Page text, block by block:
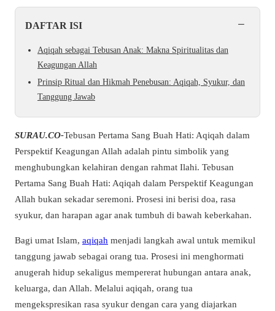
DAFTAR ISI −
Aqiqah sebagai Tebusan Anak: Makna Spiritualitas dan
Keagungan Allah
Prinsip Ritual dan Hikmah Penebusan: Aqiqah, Syukur, dan
Tanggung Jawab
SURAU.CO-Tebusan Pertama Sang Buah Hati: Aqiqah dalam
Perspektif Keagungan Allah adalah pintu simbolik yang
menghubungkan kelahiran dengan rahmat Ilahi. Tebusan
Pertama Sang Buah Hati: Aqiqah dalam Perspektif Keagungan
Allah bukan sekadar seremoni. Prosesi ini berisi doa, rasa
syukur, dan harapan agar anak tumbuh di bawah keberkahan.
Bagi umat Islam, aqiqah menjadi langkah awal untuk memikul
tanggung jawab sebagai orang tua. Prosesi ini menghormati
anugerah hidup sekaligus mempererat hubungan antara anak,
keluarga, dan Allah. Melalui aqiqah, orang tua
mengekspresikan rasa syukur dengan cara yang diajarkan